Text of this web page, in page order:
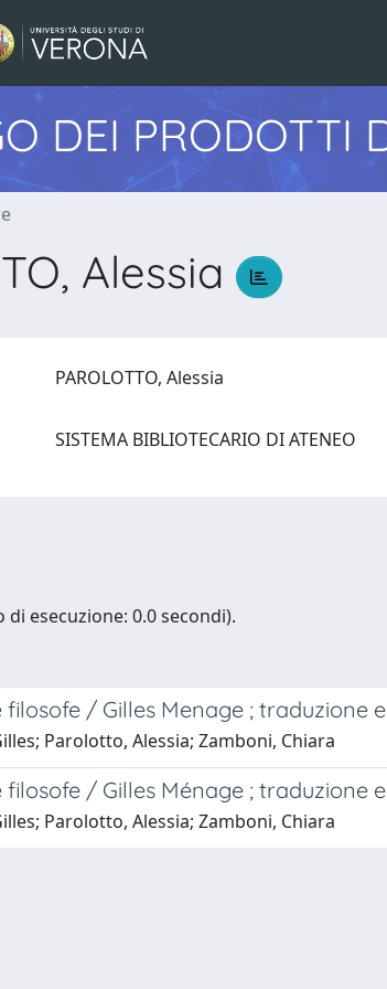
DEI PRODOTTI
Alessia
PAROLOTTO, Alessia
SISTEMA BIBLIOTECARIO DI ATENEO
di esecuzione: 0.0 secondi).
/ Gilles Menage ; traduzione
Parolotto, Alessia; Zamboni, Chiara
/ Gilles Ménage ; traduzione
Parolotto, Alessia; Zamboni, Chiara